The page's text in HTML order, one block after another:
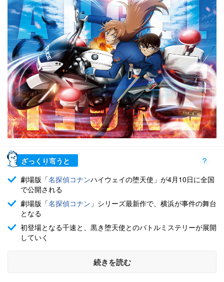
ざっくり言うと
劇場版「名探偵コナンハイウェイの堕天使」が4月10日に全国
で公開される
劇場版「名探偵コナン 」シリーズ最新作で、横浜が事件の舞台
となる
初登場となる千速と、黒き堕天使とのバトルミステリーが展開
していく
続きを読む